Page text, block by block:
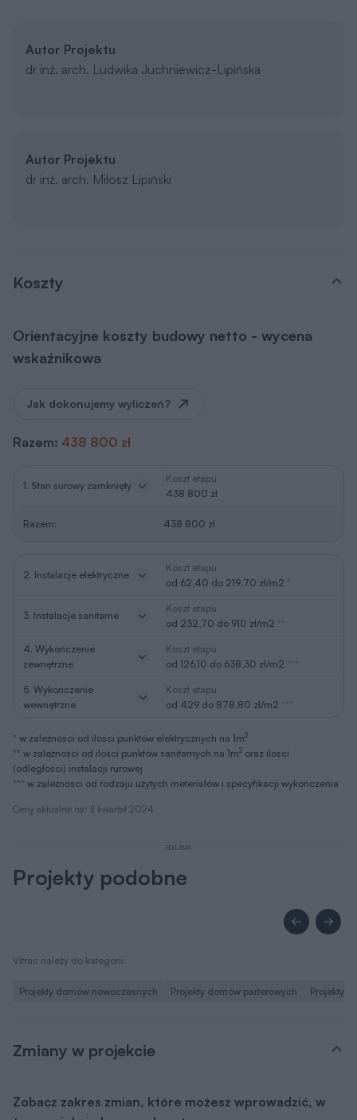
Autor Projektu
dr inż. arch. Ludwika Juchniewicz-Lipińska
Autor Projektu
dr inż. arch. Miłosz Lipiński
Koszty
Orientacyjne koszty budowy netto - wycena
wskaźnikowa
Ceny aktualne na: II kwartał 2024
Jak dokonujemy wyliczeń?
Razem: 438 800 zł
1. Stan surowy zamknięty
Koszt etapu
438 800 zł
Razem: 438 800 zł
2. Instalacje elektryczne
Koszt etapu
od 62,40 do 219,70 zł/m2 *
3. Instalacje sanitarne
Koszt etapu
od 232,70 do 910 zł/m2 **
4. Wykończenie
zewnętrzne
Koszt etapu
od 126,10 do 638,30 zł/m2 ***
5. Wykończenie
wewnętrzne
Koszt etapu
od 429 do 878,80 zł/m2 ***
* w zależności od ilości punktów elektrycznych na 1m2
** w zależności od ilości punktów sanitarnych na 1m2 oraz ilości
(odległości) instalacji rurowej
*** w zależności od rodzaju użytych meteriałów i specyfikacji wykończenia
REKLAMA
Projekty podobne
Vitrac należy do kategorii:
Projekty domów nowoczesnych Projekty domów parterowych Projekty
Zmiany w projekcie
Zobacz zakres zmian, które możesz wprowadzić, w